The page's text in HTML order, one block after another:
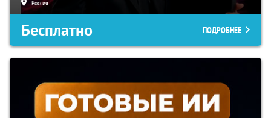
Россия
Бесплатно ПОДРОБНЕЕ